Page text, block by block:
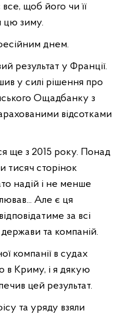
все, щоб його чи її
цю зиму.
днем.
результат у Франції.
у силі рішення про
Ощадбанку з
відсотками
ще з 2015 року. Понад
тисяч сторінок
надій і не менше
Але є ця
за всі
та компаній.
компанії в судах
в Криму, і я дякую
цей результат.
та уряду взяли